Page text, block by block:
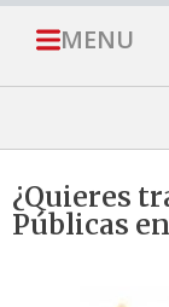
MENU
¿Quieres
Públicas